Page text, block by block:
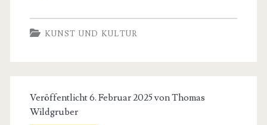
KUNST UND KULTUR
Veröffentlicht 6. Februar 2025 vonThomas
Wildgruber